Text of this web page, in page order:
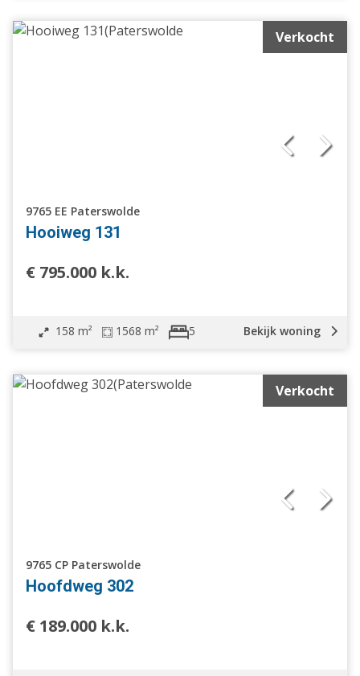
Verkocht
9765 EE Paterswolde
Hooiweg 131
€ 795.000 k.k.
158 m² 1568 m² 5 Bekijk woning
Verkocht
9765 CP Paterswolde
Hoofdweg 302
€ 189.000 k.k.